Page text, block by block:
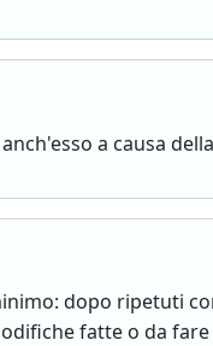
a causa
dopo ripetuti
fatte o da